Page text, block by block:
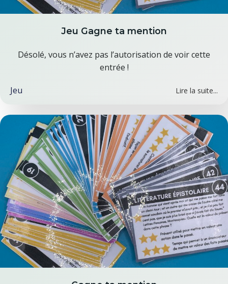
Jeu Gagne ta mention
Désolé, vous n’avez pas l’autorisation de voir cette
entrée !
Jeu Lire la suite...